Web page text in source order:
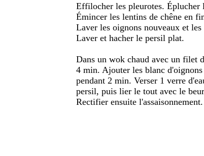
Effilocher les pleurotes. Éplucher
Émincer les lentins de chêne en
Laver les oignons nouveaux et
Laver et hacher le persil plat.
Dans un wok chaud avec un filet
4 min. Ajouter les blanc
pendant 2 min. Verser 1 verre
persil, puis lier le tout avec le
Rectifier ensuite l'assaisonnement.